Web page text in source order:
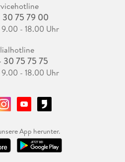
75 79 00
9.00 - 18.00 Uhr
75 75 75
9.00 - 18.00 Uhr
App herunter.